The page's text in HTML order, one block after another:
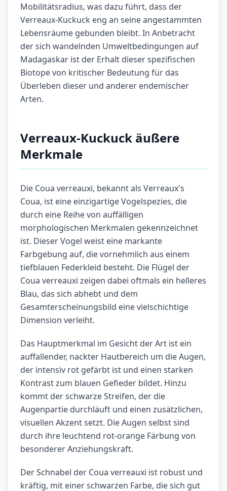
Mobilitätsradius, was dazu führt, dass der
Verreaux-Kuckuck eng an seine angestammten
Lebensräume gebunden bleibt. In Anbetracht
der sich wandelnden Umweltbedingungen auf
Madagaskar ist der Erhalt dieser spezifischen
Biotope von kritischer Bedeutung für das
Überleben dieser und anderer endemischer
Arten.
Verreaux-Kuckuck äußere
Merkmale
Die Coua verreauxi, bekannt als Verreaux's
Coua, ist eine einzigartige Vogelspezies, die
durch eine Reihe von auffälligen
morphologischen Merkmalen gekennzeichnet
ist. Dieser Vogel weist eine markante
Farbgebung auf, die vornehmlich aus einem
tiefblauen Federkleid besteht. Die Flügel der
Coua verreauxi zeigen dabei oftmals ein helleres
Blau, das sich abhebt und dem
Gesamterscheinungsbild eine vielschichtige
Dimension verleiht.
Das Hauptmerkmal im Gesicht der Art ist ein
auffallender, nackter Hautbereich um die Augen,
der intensiv rot gefärbt ist und einen starken
Kontrast zum blauen Gefieder bildet. Hinzu
kommt der schwarze Streifen, der die
Augenpartie durchläuft und einen zusätzlichen,
visuellen Akzent setzt. Die Augen selbst sind
durch ihre leuchtend rot-orange Färbung von
besonderer Anziehungskraft.
Der Schnabel der Coua verreauxi ist robust und
kräftig, mit einer schwarzen Farbe, die sich gut